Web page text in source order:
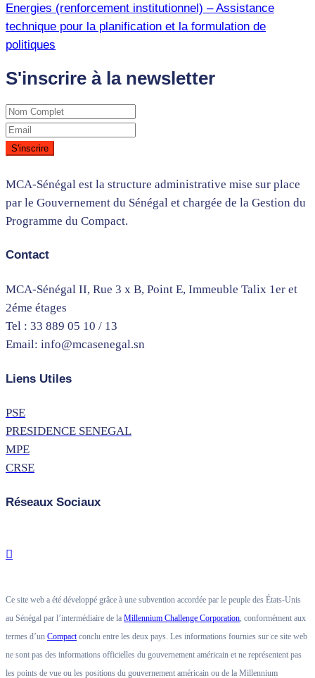
Energies (renforcement institutionnel) – Assistance
technique pour la planification et la formulation de
politiques
S'inscrire à la newsletter
MCA-Sénégal est la structure administrative mise sur place
par le Gouvernement du Sénégal et chargée de la Gestion du
Programme du Compact.
Contact
MCA-Sénégal II, Rue 3 x B, Point E, Immeuble Talix 1er et
2éme étages
Tel : 33 889 05 10 / 13
Email: info@mcasenegal.sn
Liens Utiles
PSE
PRESIDENCE SENEGAL
MPE
CRSE
Réseaux Sociaux
Ce site web a été développé grâce à une subvention accordée par le peuple des États-Unis
au Sénégal par l’intermédiaire de la Millennium Challenge Corporation, conformément aux
termes d’un Compactconclu entre les deux pays. Les informations fournies sur ce site web
ne sont pas des informations officielles du gouvernement américain et ne représentent pas
les points de vue ou les positions du gouvernement américain ou de la Millennium